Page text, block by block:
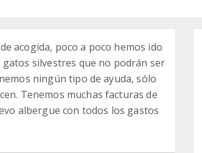
acogida, poco a poco hemos ido
silvestres que no podrán ser
ningún tipo de ayuda, sólo
Tenemos muchas facturas de
albergue con todos los gastos